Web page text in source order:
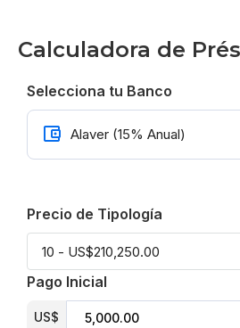
Calculadora de
Selecciona tu Banco
Precio de Tipología
Pago Inicial
US$